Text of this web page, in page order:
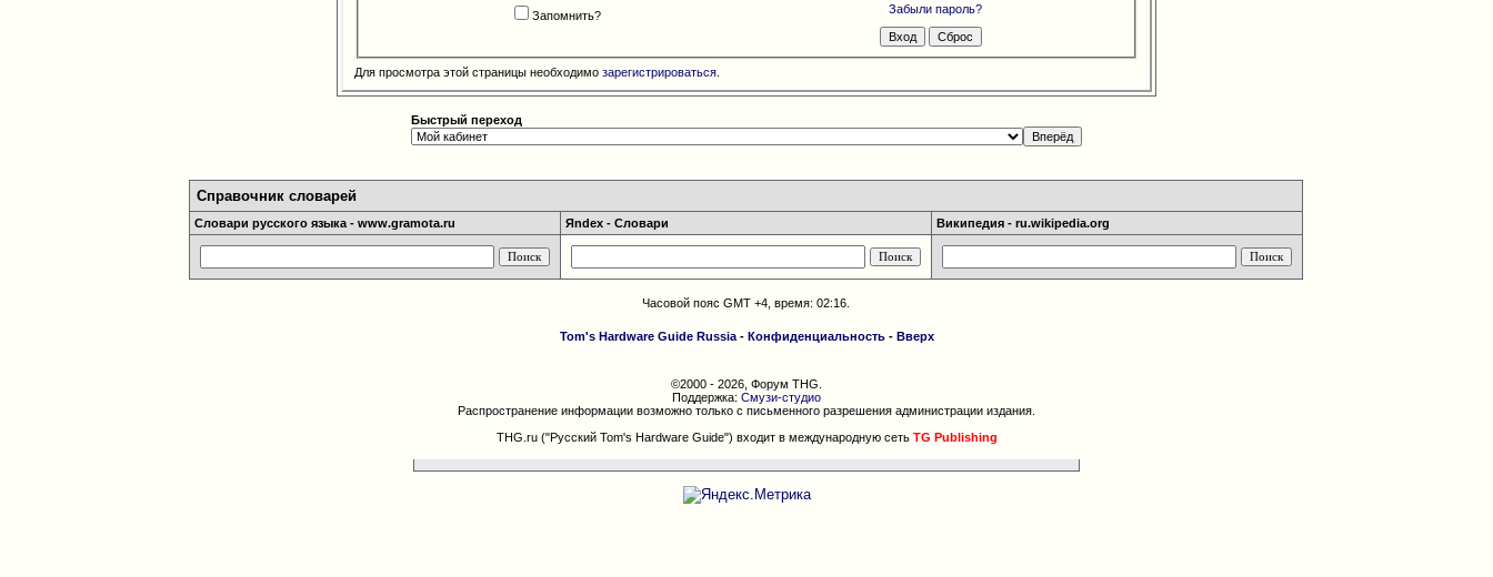
Забыли пароль?
Запомнить?
Для просмотра этой страницы необходимо зарегистрироваться.
Быстрый переход
Справочник словарей
Словари русского языка - www.gramota.ru Яndex - Словари Википедия - ru.wikipedia.org
Часовой пояс GMT +4, время:02:16
Tom's Hardware Guide Russia- Конфиденциальность- Вверх
©2000 - 2026, Форум THG.
Поддержка: Смузи-студио
Распространение информации возможно только с письменного разрешения администрации издания.
THG.ru ("Русский Tom's Hardware Guide") входит в международную сеть TG Publishing